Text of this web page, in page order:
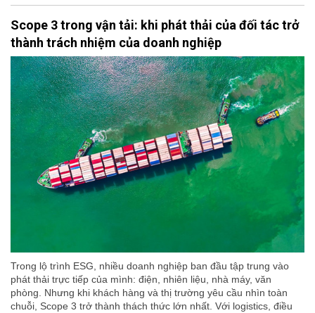
Scope 3 trong vận tải: khi phát thải của đối tác trở
thành trách nhiệm của doanh nghiệp
Trong lộ trình ESG, nhiều doanh nghiệp ban đầu tập trung vào
phát thải trực tiếp của mình: điện, nhiên liệu, nhà máy, văn
phòng. Nhưng khi khách hàng và thị trường yêu cầu nhìn toàn
chuỗi, Scope 3 trở thành thách thức lớn nhất. Với logistics, điều